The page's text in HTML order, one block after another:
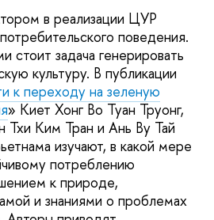
в реализации ЦУР
поведения.
задача генерировать
культуру. В публикации
к переходу на зеленую
» Киет Хонг Во Туан Труонг,
Тхи Ким Тран и Ань Ву Тай
изучают, в какой мере
потреблению
к природе,
и знаниями о проблемах